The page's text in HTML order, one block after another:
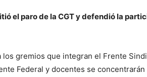
el paro de la CGT y defendió la
los gremios que integran el Frente
Federal y docentes se concentrarán